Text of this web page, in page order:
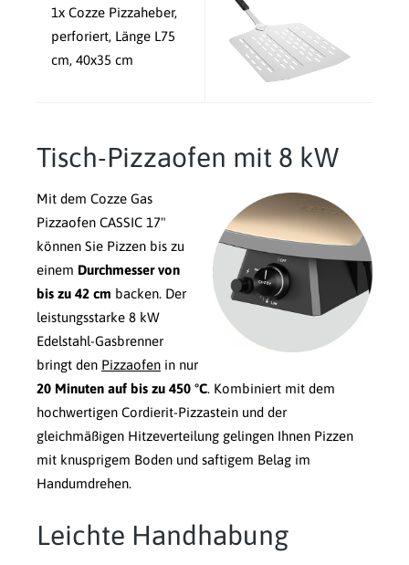
1x Cozze Pizzaheber,
perforiert, Länge L75
cm, 40x35 cm
Tisch-Pizzaofen mit 8 kW
Mit dem Cozze Gas
Pizzaofen CASSIC 17"
können Sie Pizzen bis zu
einem Durchmesser von
bis zu 42 cm backen. Der
leistungsstarke 8 kW
Edelstahl-Gasbrenner
bringt den Pizzaofen in nur
20 Minuten auf bis zu 450 °C. Kombiniert mit dem
hochwertigen Cordierit-Pizzastein und der
gleichmäßigen Hitzeverteilung gelingen Ihnen Pizzen
mit knusprigem Boden und saftigem Belag im
Handumdrehen.
Leichte Handhabung